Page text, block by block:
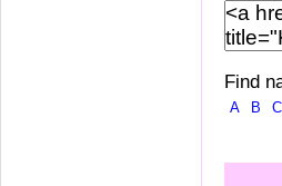
Find
A B C